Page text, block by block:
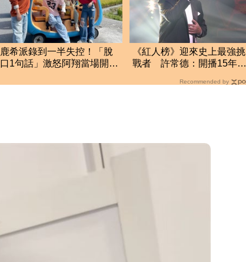
鹿希派錄到一半失控！「脫
口1句話」激怒阿翔當場開
《紅人榜》迎來史上最強挑
戰者 許常德：開播15年，
Recommended by